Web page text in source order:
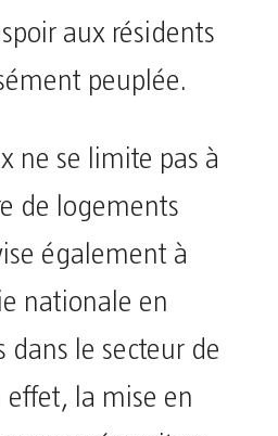
aux résidents
peuplée.
ne se limite pas à
de logements
également à
nationale en
dans le secteur de
effet, la mise en